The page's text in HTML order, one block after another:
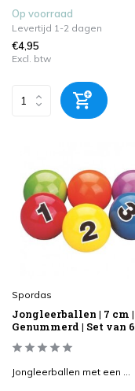
Op voorraad
Levertijd 1-2 dagen
€4,95
Excl. btw
Spordas
Jongleerballen | 7 cm |
Genummerd | Set van 6
Jongleerballen met een ...